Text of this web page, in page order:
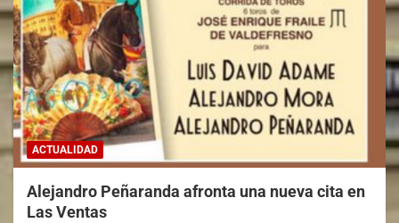
ACTUALIDAD
Alejandro Peñaranda afronta una nueva cita en
Las Ventas